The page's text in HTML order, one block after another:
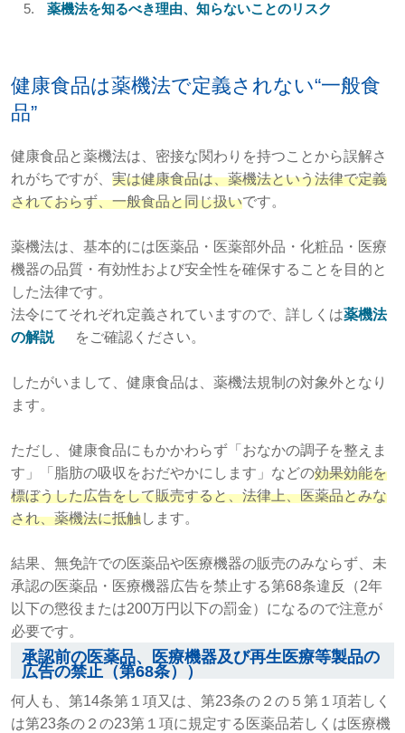
薬機法を知るべき理由、知らないことのリスク
健康食品は薬機法で定義されない“一般食
品”
健康食品と薬機法は、密接な関わりを持つことから誤解さ
れがちですが、 実は健康食品は、薬機法という法律で定義
されておらず、一般食品と同じ扱いです。
薬機法は、基本的には医薬品・医薬部外品・化粧品・医療
機器の品質・有効性および安全性を確保することを目的と
した法律です。
法令にてそれぞれ定義されていますので、詳しくは薬機法
の解説
をご確認ください。
したがいまして、健康食品は、薬機法規制の対象外となり
ます。
ただし、健康食品にもかかわらず「おなかの調子を整えま
す」「脂肪の吸収をおだやかにします」などの効果効能を
標ぼうした広告をして販売すると、法律上、医薬品とみな
され、薬機法に抵触します。
結果、無免許での医薬品や医療機器の販売のみならず、未
承認の医薬品・医療機器広告を禁止する第68条違反（2年
以下の懲役または200万円以下の罰金）になるので注意が
必要です。
承認前の医薬品、医療機器及び再生医療等製品の
広告の禁止（第68条））
何人も、第14条第１項又は、第23条の２の５第１項若しく
は第23条の２の23第１項に規定する医薬品若しくは医療機